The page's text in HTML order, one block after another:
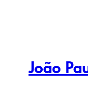
João